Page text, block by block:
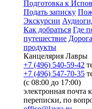
Подготовка к
Подать записку
Экскурсии
Как добраться Где
путешествие
продукты
Канцелярия Лавры
+7 (496) 540-59-42
+7 (496) 547-70-35
(с 08:00 до 17:00)
электронная почта
переписки, по